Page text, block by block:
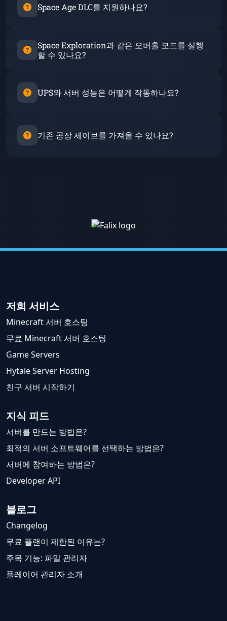
모든 규모의 공장 빌더에게 적합합니다. 4GB 서버는
소규모 멀티플레이어 공장에 적합하며, 메가베이스 빌
원과 DDoS 방어가 포함됩니다.
Space Age DLC를 지원하나요?
게 지원합니다. 저희 서버는 여러 행성 관리와 Space
Age가 요구하는 확장된 물류의 증가된 수요에 최적화
Space Exploration과 같은 오버홀 모드를 실행
할 수 있나요?
Industrial Revolution 3, Bob's/Angel's, Nullius를 포
함한 모든 Factorio 모드를 지원합니다. 오버홀 모드의
UPS와 서버 성능은 어떻게 작동하나요?
니다. 높은 단일 스레드 성능을 갖춘 저희 AMD Ryzen
9 프로세서는 대형 공장에서도 60 UPS를 유지합니다.
기존 공장 세이브를 가져올 수 있나요?
저희 서비스
Minecraft 서버 호스팅
무료 Minecraft 서버 호스팅
Game Servers
Hytale Server Hosting
친구 서버 시작하기
지식 피드
서버를 만드는 방법은?
최적의 서버 소프트웨어를 선택하는 방법은?
서버에 참여하는 방법은?
Developer API
블로그
Changelog
무료 플랜이 제한된 이유는?
주목 기능: 파일 관리자
플레이어 관리자 소개